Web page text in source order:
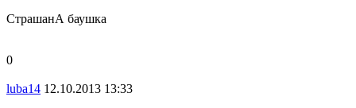
СтрашанА баушка
0
luba14 12.10.2013 13:33